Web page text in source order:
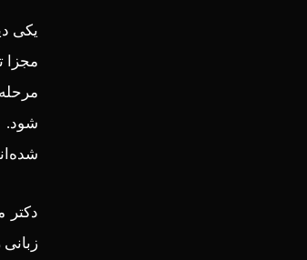
یکی
مجزا
شود.
دکتر